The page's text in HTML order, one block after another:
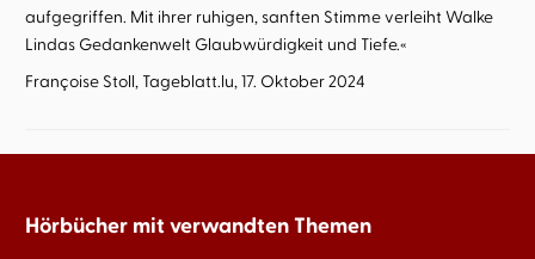
aufgegriffen. Mit ihrer ruhigen, sanften Stimme verleiht Walke
Lindas Gedankenwelt Glaubwürdigkeit und Tiefe.«
Françoise Stoll, Tageblatt.lu, 17. Oktober 2024
Hörbücher mit verwandten Themen